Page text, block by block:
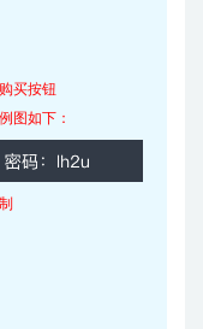
买按钮
图如下：